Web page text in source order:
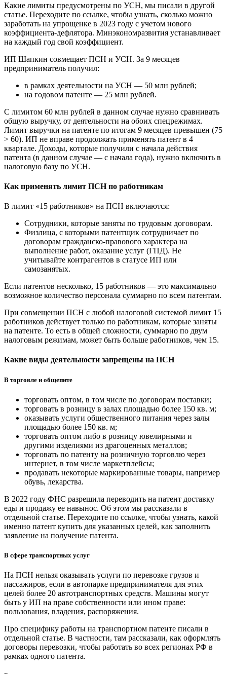
Какие лимиты предусмотрены по УСН, мы писали в другой
статье. Переходите по ссылке, чтобы узнать, сколько можно
заработать на упрощенке в 2023 году с учетом нового
коэффициента‑дефлятора. Минэкономразвития устанавливает
на каждый год свой коэффициент.
ИП Шапкин совмещает ПСН и УСН. За 9 месяцев
предприниматель получил:
в рамках деятельности на УСН — 50 млн рублей;
на годовом патенте — 25 млн рублей.
С лимитом 60 млн рублей в данном случае нужно сравнивать
общую выручку, от деятельности на обоих спецрежимах.
Лимит выручки на патенте по итогам 9 месяцев превышен (75
> 60). ИП не вправе продолжать применять патент в 4
квартале. Доходы, которые получили с начала действия
патента (в данном случае — с начала года), нужно включить в
налоговую базу по УСН.
Как применять лимит ПСН по работникам
В лимит «15 работников» на ПСН включаются:
Сотрудники, которые заняты по трудовым договорам.
Физлица, с которыми патентщик сотрудничает по
договорам гражданско‑правового характера на
выполнение работ, оказание услуг (ГПД). Не
учитывайте контрагентов в статусе ИП или
самозанятых.
Если патентов несколько, 15 работников — это максимально
возможное количество персонала суммарно по всем патентам.
При совмещении ПСН с любой налоговой системой лимит 15
работников действует только по работникам, которые заняты
на патенте. То есть в общей сложности, суммарно по двум
налоговым режимам, может быть больше работников, чем 15.
Какие виды деятельности запрещены на ПСН
В торговле и общепите
торговать оптом, в том числе по договорам поставки;
торговать в розницу в залах площадью более 150 кв. м;
оказывать услуги общественного питания через залы
площадью более 150 кв. м;
торговать оптом либо в розницу ювелирными и
другими изделиями из драгоценных металлов;
торговать по патенту на розничную торговлю через
интернет, в том числе маркетплейсы;
продавать некоторые маркированные товары, например
обувь, лекарства.
В 2022 году ФНС разрешила переводить на патент доставку
еды и продажу ее навынос. Об этом мы рассказали в
отдельной статье. Переходите по ссылке, чтобы узнать, какой
именно патент купить для указанных целей, как заполнить
заявление на получение патента.
В сфере транспортных услуг
На ПСН нельзя оказывать услуги по перевозке грузов и
пассажиров, если в автопарке предпринимателя для этих
целей более 20 автотранспортных средств. Машины могут
быть у ИП на праве собственности или ином праве:
пользования, владения, распоряжения.
Про специфику работы на транспортном патенте писали в
отдельной статье. В частности, там рассказали, как оформлять
договоры перевозки, чтобы работать во всех регионах РФ в
рамках одного патента.